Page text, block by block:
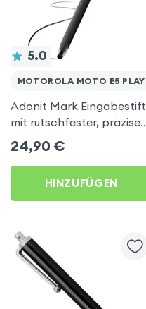
5.0
MOTOROLA MOTO E5 PLAY
Adonit Mark Eingabestift
mit rutschfester, präziser,
dicker Spitze – Schwarz
für Motorola Moto E5
Play
24,90 €
HINZUFÜGEN